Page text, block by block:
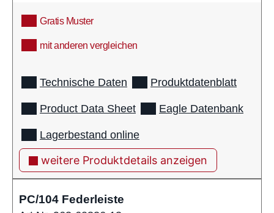
Gratis Muster
mit anderen vergleichen
Technische Daten Produktdatenblatt
Product Data Sheet Eagle Datenbank
Lagerbestand online
weitere Produktdetails anzeigen
PC/104 Federleiste